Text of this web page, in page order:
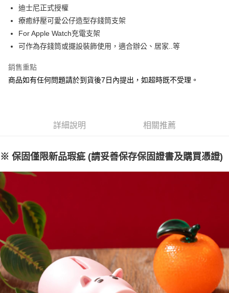
悠遊付
Google Pay
全盈+PAY
大哥付你分期
相關說明
消。如遇「轉專審核」未通過狀況，表示未達大哥付你分期系統評分，恕無
法說明評估內容。
1.分期款項不併入電信帳單，「大哥付你分期」於每月結算日後寄送繳費提
2.透過簡訊連結打開帳單後，可選擇「超商條碼／台灣大直營門市／銀行轉
帳／街口支付／iPASS MONEY」等通路繳費。
【注意事項】
1.本服務係由「台灣大哥大股份有限公司」（以下簡稱本公司）所提供，讓
用戶於交易時，得透過本服務購買商品或服務，並由商店將買賣／分期付款
買賣價金債權讓與本公司後，依約使用本公司帳單繳交帳款。
2.基於同意付款使用「大哥付你分期」之契約關係目的，商店將以您的個人
資料（包含姓名、電話或地址）提供予台灣大哥大進項蒐集、處理及利用，
由本公司與您本人進行分期帳單所需資料之確認、核對及更正。
3.完整用戶服務條款，請詳閱以下連結：https://oppay.tw/userRule
AFTEE先享後付是「在收到商品之後才付款」的支付方式。 讓您購物簡單
２．便利：只要手機號碼，簡訊認證，即可結帳。
３．安心：先確認商品／服務後，再付款。
結帳頁面，進行簡訊認證並確認金額後，即可完成結帳。
２．訂單成立數日內，您將收到繳費通知簡訊。
３．收到繳費通知簡訊後14天內，點擊此簡訊中的連結，可透過四大超商／
ATM／網路銀行／等多元方式進行付款，方視為交易完成。
※ 請注意：結帳手續完成當下不需立刻繳費，但若您需要取消訂單，請聯絡
購買商品的店家。未經商家同意取消之訂單仍視為有效，需透過AFTEE先享
後付繳納相關費用。
※ 交易是否成功請以「AFTEE先享後付 」之結帳頁面顯示為準，若有關於
是否繳費成功／繳費後需取消欲退款等相關疑問，請聯繫「AFTEE先享後付
客戶支援中心」
https://netprotections.freshdesk.com/support/home
運送方式
付款後萊爾富取貨
每筆NT$100，滿NT$1,200(含以上)免運費
付款後7-11取貨
每筆NT$100，滿NT$1,200(含以上)免運費
每筆NT$120，滿NT$1,200(含以上)免運費
迪士尼正式授權
療癒紓壓可愛公仔造型存錢筒支架
For Apple Watch充電支架
可作為存錢筒或擺設裝飾使用，適合辦公、居家..等
銷售重點
商品如有任何問題請於到貨後7日內提出，如超時既不受理。
詳細說明 相關推薦
※ 保固僅限新品瑕疵 (請妥善保存保固證書及購買憑證)